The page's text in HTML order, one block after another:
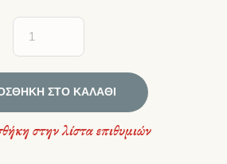
ΣΤΟ ΚΑΛΆΘΙ
στην λίστα επιθυμιών